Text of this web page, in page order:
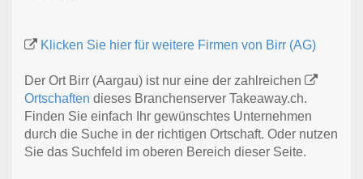
Klicken Sie hier für weitere Firmen von Birr (AG)
Der Ort Birr (Aargau) ist nur eine der zahlreichen
Ortschaften dieses Branchenserver Takeaway.ch.
Finden Sie einfach Ihr gewünschtes Unternehmen
durch die Suche in der richtigen Ortschaft. Oder nutzen
Sie das Suchfeld im oberen Bereich dieser Seite.